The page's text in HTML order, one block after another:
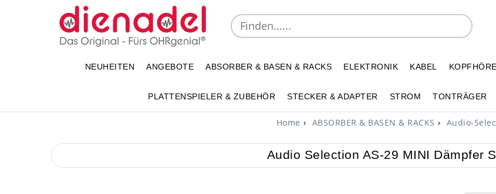
NEUHEITEN ANGEBOTE ABSORBER & BASEN & RACKS ELEKTRONIK KABEL
PLATTENSPIELER & ZUBEHÖR STECKER & ADAPTER STROM TONTRÄGER
Home ABSORBER & BASEN & RACKS Audio-
Audio Selection AS-29 MINI Dämpfer